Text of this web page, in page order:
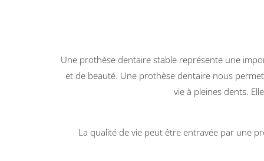
Une prothèse dentaire stable représente une
et de beauté. Une prothèse dentaire nous
vie à pleines dents.
La qualité de vie peut être entravée par une